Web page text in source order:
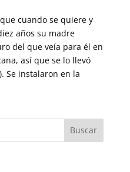
cuando se quiere y
años su madre
del que veía para él en
así que se lo llevó
Se instalaron en la